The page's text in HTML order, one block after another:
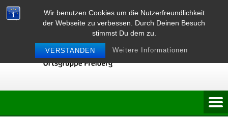
Wir benutzen Cookies um die Nutzerfreundlichkeit
der Webseite zu verbessen. Durch Deinen Besuch
stimmst Du dem zu.
VERSTANDEN Weitere Informationen
Skip
to